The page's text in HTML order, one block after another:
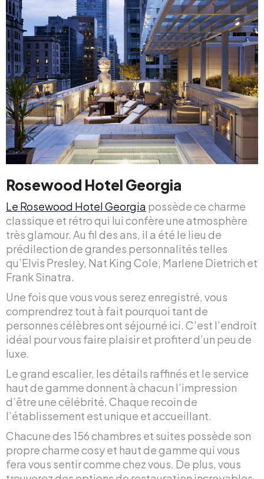
Rosewood Hotel Georgia
Le Rosewood Hotel Georgia possède ce charme
classique et rétro qui lui confère une atmosphère
très glamour. Au fil des ans, il a été le lieu de
prédilection de grandes personnalités telles
qu’Elvis Presley, Nat King Cole, Marlene Dietrich et
Frank Sinatra.
Une fois que vous vous serez enregistré, vous
comprendrez tout à fait pourquoi tant de
personnes célèbres ont séjourné ici. C’est l’endroit
idéal pour vous faire plaisir et profiter d’un peu de
luxe.
Le grand escalier, les détails raffinés et le service
haut de gamme donnent à chacun l’impression
d’être une célébrité. Chaque recoin de
l’établissement est unique et accueillant.
Chacune des 156 chambres et suites possède son
propre charme cosy et haut de gamme qui vous
fera vous sentir comme chez vous. De plus, vous